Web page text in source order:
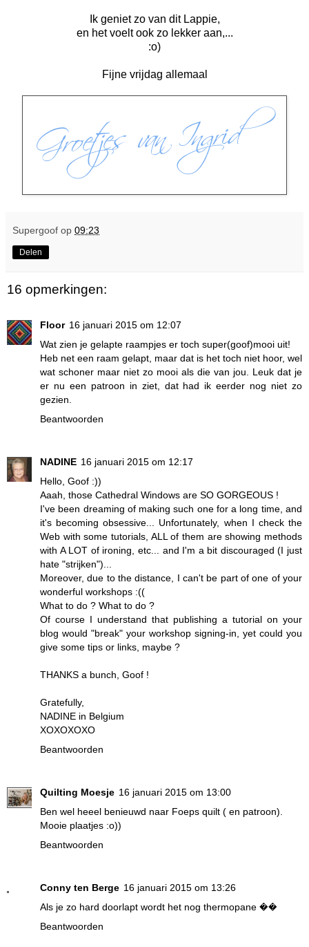
Ik geniet zo van dit Lappie,
en het voelt ook zo lekker aan,...
:o)
Fijne vrijdag allemaal
Supergoof op 09:23
Delen
16 opmerkingen:
Floor 16 januari 2015 om 12:07
Wat zien je gelapte raampjes er toch super(goof)mooi uit!
Heb net een raam gelapt, maar dat is het toch niet hoor, wel
wat schoner maar niet zo mooi als die van jou. Leuk dat je
er nu een patroon in ziet, dat had ik eerder nog niet zo
gezien.
Beantwoorden
NADINE 16 januari 2015 om 12:17
Hello, Goof :))
Aaah, those Cathedral Windows are SO GORGEOUS !
I've been dreaming of making such one for a long time, and
it's becoming obsessive... Unfortunately, when I check the
Web with some tutorials, ALL of them are showing methods
with A LOT of ironing, etc... and I'm a bit discouraged (I just
hate "strijken")...
Moreover, due to the distance, I can't be part of one of your
wonderful workshops :((
What to do ? What to do ?
Of course I understand that publishing a tutorial on your
blog would "break" your workshop signing-in, yet could you
give some tips or links, maybe ?
THANKS a bunch, Goof !
Gratefully,
NADINE in Belgium
XOXOXOXO
Beantwoorden
Quilting Moesje 16 januari 2015 om 13:00
Ben wel heeel benieuwd naar Foeps quilt ( en patroon).
Mooie plaatjes :o))
Beantwoorden
Conny ten Berge 16 januari 2015 om 13:26
Als je zo hard doorlapt wordt het nog thermopane ��
Beantwoorden